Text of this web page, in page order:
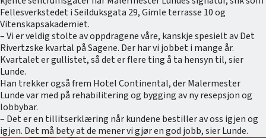
Fellesverkstedet i Seilduksgata 29, Gimle terrasse 10 og
Vitenskapsakademiet.
– Vi er veldig stolte av oppdragene våre, kanskje spesielt av Det
Rivertzske kvartal på Sagene. Der har vi jobbet i mange år.
Kvartalet er gullistet, så det er flere ting å ta hensyn til, sier
Lunde.
Han trekker også frem Hotel Continental, der Malermester
Lunde var med på rehabilitering og bygging av ny resepsjon og
lobbybar.
– Det er en tillitserklæring når kundene bestiller av oss igjen og
igjen. Det må bety at de mener vi gjør en god jobb, sier Lunde.